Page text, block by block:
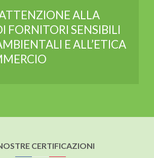
ALLA
FORNITORI SENSIBILI
E ALL’ETICA
CERTIFICAZIONI